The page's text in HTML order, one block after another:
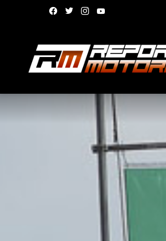
facebooktwitterinstagram